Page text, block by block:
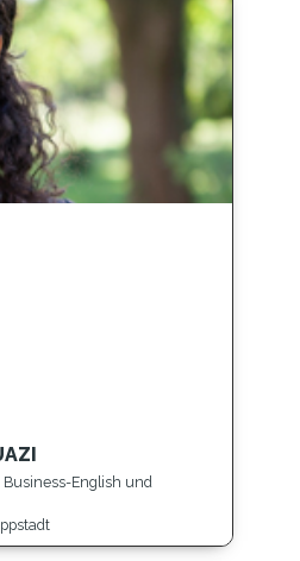
English und